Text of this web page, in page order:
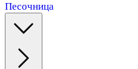
Песочница